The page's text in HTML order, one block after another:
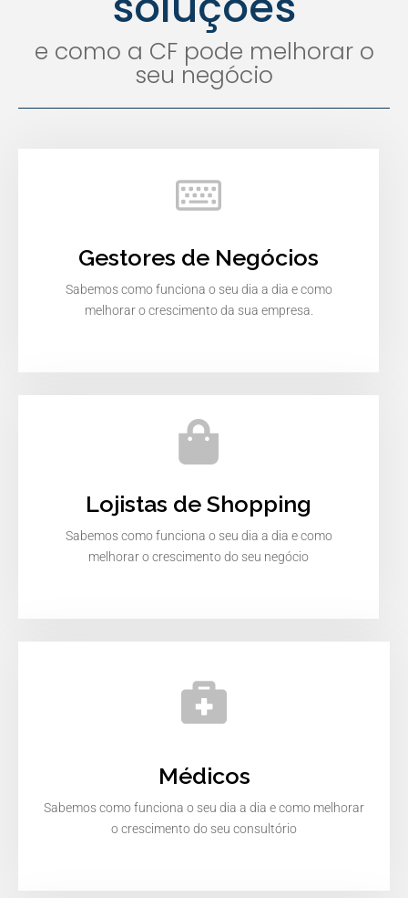
e como a CF pode melhorar o
seu negócio
Gestores de Negócios
Sabemos como funciona o seu dia a dia e como
melhorar o crescimento da sua empresa.
Lojistas de Shopping
Sabemos como funciona o seu dia a dia e como
melhorar o crescimento do seu negócio
Médicos
Sabemos como funciona o seu dia a dia e como melhorar
o crescimento do seu consultório